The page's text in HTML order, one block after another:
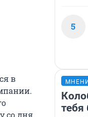
в
со дня
5
тебя